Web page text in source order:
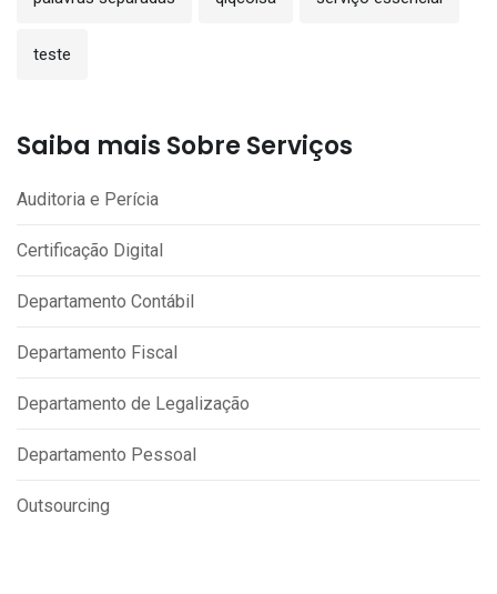
teste
Saiba mais Sobre Serviços
Auditoria e Perícia
Certificação Digital
Departamento Contábil
Departamento Fiscal
Departamento de Legalização
Departamento Pessoal
Outsourcing